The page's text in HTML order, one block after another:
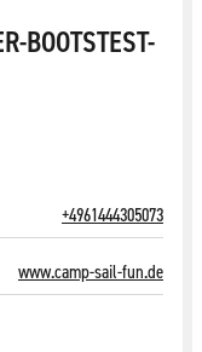
BOOTSTEST-
+4961444305073
www.camp-sail-fun.de